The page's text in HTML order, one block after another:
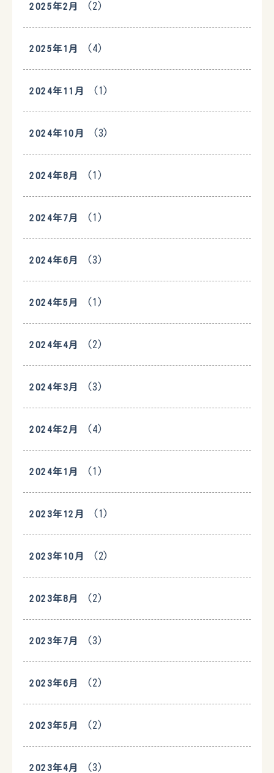
2025年2月 (2)
2025年1月 (4)
2024年11月 (1)
2024年10月 (3)
2024年8月 (1)
2024年7月 (1)
2024年6月 (3)
2024年5月 (1)
2024年4月 (2)
2024年3月 (3)
2024年2月 (4)
2024年1月 (1)
2023年12月 (1)
2023年10月 (2)
2023年8月 (2)
2023年7月 (3)
2023年6月 (2)
2023年5月 (2)
2023年4月 (3)